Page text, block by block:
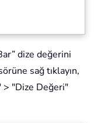
dize değerini
sağ tıklayın,
> "Dize Değeri"